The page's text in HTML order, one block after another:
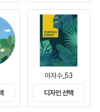
야자수_53
디자인 선택